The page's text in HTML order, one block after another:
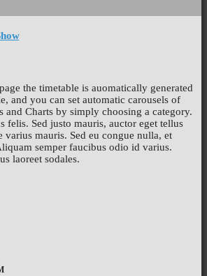
the timetable is auomatically generated
and you can set automatic carousels of
and Charts by simply choosing a category.
felis. Sed justo mauris, auctor eget tellus
varius mauris. Sed eu congue nulla, et
semper faucibus odio id varius.
laoreet sodales.